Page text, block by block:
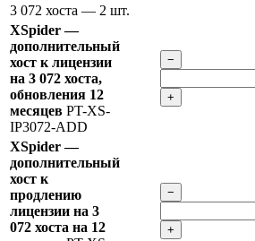
3 072 хоста — 2 шт.
XSpider —
дополнительный
хост к лицензии
на 3 072 хоста,
обновления 12
месяцев PT-XS-
IP3072-ADD
−
+
XSpider —
дополнительный
хост к
продлению
лицензии на 3
072 хоста на 12
−
+